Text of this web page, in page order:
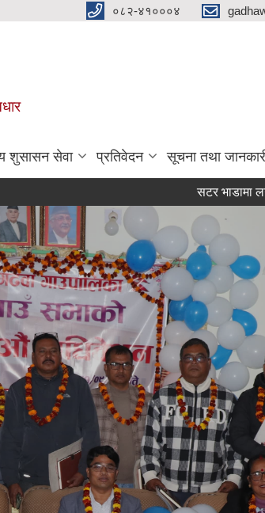
०८२-४१०००४
शुसासन सेवा प्रतिवेदन सूचना तथा
सटर भाडामा लगाउने